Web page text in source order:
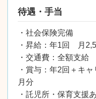
待遇・手当
・社会保険完備
・昇給：年1回 月
・交通費：全額支給
・賞与：年2回＋キ
月分
・託児所・保育支援